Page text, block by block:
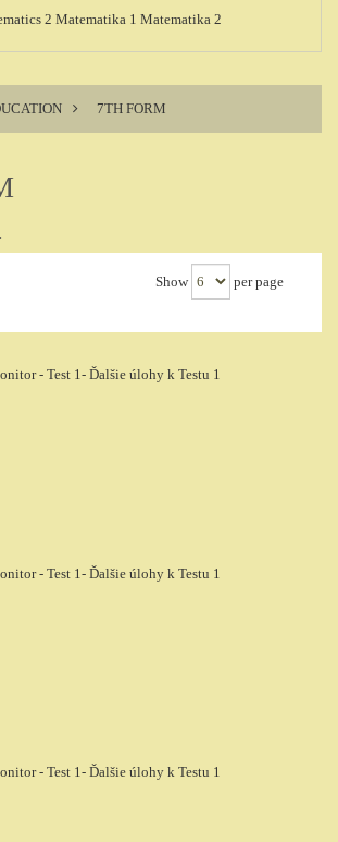
2 Matematika 1 Matematika 2
> 7TH FORM
Show per page